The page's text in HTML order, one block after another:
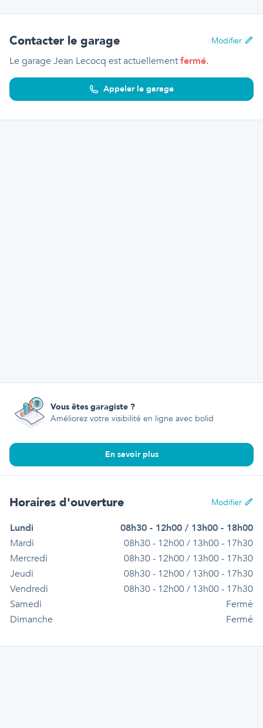
Contacter le garage Modifier
Le garage Jean Lecocq est actuellementfermé.
Appeler le garage
Vous êtes garagiste ?
Améliorez votre visibilité en ligne avec bolid
En savoir plus
Horaires d'ouverture Modifier
Lundi
08h30 - 12h00 / 13h00 - 18h00
Mardi
08h30 - 12h00 / 13h00 - 17h30
Mercredi
08h30 - 12h00 / 13h00 - 17h30
Jeudi
08h30 - 12h00 / 13h00 - 17h30
Vendredi
08h30 - 12h00 / 13h00 - 17h30
Samedi
Fermé
Dimanche
Fermé